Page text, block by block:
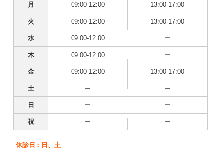
月 09:00-12:00 13:00-17:00
火 09:00-12:00 13:00-17:00
水 09:00-12:00 ー
木 09:00-12:00 ー
金 09:00-12:00 13:00-17:00
土 ー ー
日 ー ー
祝 ー ー
休診日：日、土